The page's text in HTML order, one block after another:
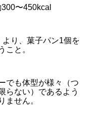
〜450kcal
り、菓子パン1個を
こと。
でも体型が様々（つ
らない）であるよう
ません。